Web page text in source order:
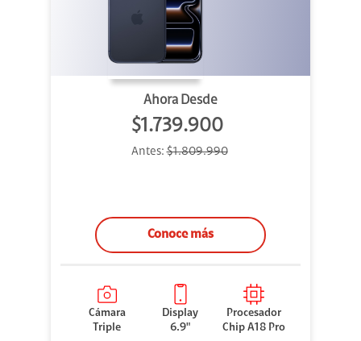
Ahora Desde
$1.739.900
Antes:$1.809.990
Conoce más
Cámara
Triple
Display
6.9"
Procesador
Chip A18 Pro